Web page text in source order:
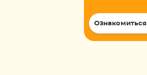
Ознакомиться